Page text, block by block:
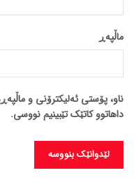
ماڵپه‌ڕ
ناو، پۆستی ئەلیکترۆنی و
داهاتوو کاتێک تێبینیم نووسی.